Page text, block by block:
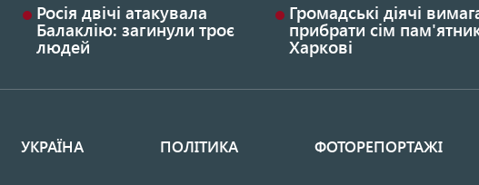
Росія двічі атакувала
Балаклію: загинули троє
людей
Громадські діячі
прибрати сім
Харкові
УКРАЇНА ПОЛІТИКА ФОТОРЕПОРТАЖІ